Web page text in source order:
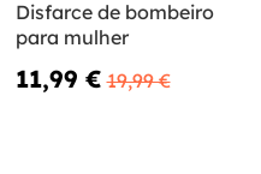
Disfarce de bombeiro
para mulher
11,99 € 19,99 €